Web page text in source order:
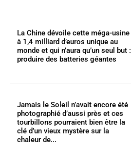
La Chine dévoile cette méga-usine
à 1,4 milliard d’euros unique au
monde et qui n’aura qu’un seul but :
produire des batteries géantes
Jamais le Soleil n’avait encore été
photographié d’aussi près et ces
tourbillons pourraient bien être la
clé d’un vieux mystère sur la
chaleur de...